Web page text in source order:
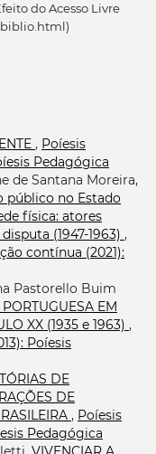
do Acesso Livre
, Poíesis
Pedagógica
de Santana Moreira,
público no Estado
física: atores
(1947-1963) ,
contínua (2021):
Pastorello Buim
EM
XX (1935 e 1963) ,
Poíesis
DE
DE
, Poíesis
Pedagógica